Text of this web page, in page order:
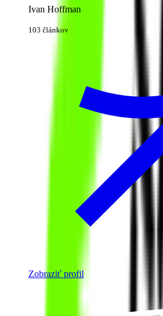
Ivan Hoffman
103 článkov
Zobraziť profil